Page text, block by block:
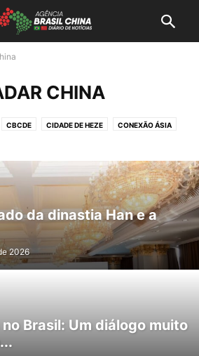
CHINA
CBCDE CIDADE DE HEZE CONEXÃO ÁSIA
da dinastia Han e a
2026
Brasil: Um diálogo muito